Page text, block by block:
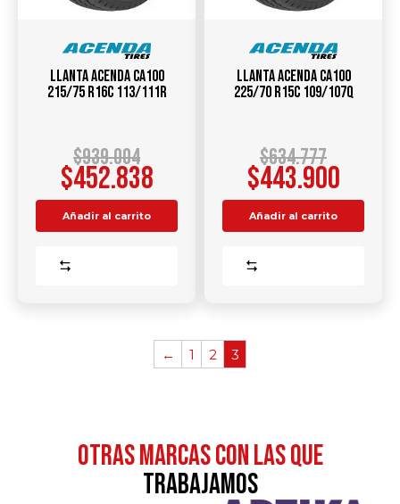
Llanta ACENDA CA100
215/75 R16C 113/111R
$939.004
$452.838
Añadir al carrito
Llanta ACENDA CA100
225/70 R15C 109/107Q
$634.777
$443.900
Añadir al carrito
← 1 2 3
otras MARCAS CON LAS QUE
TRABAJAMOS